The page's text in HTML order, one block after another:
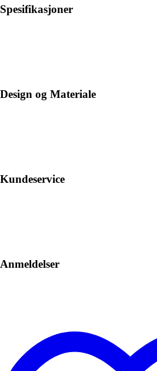
Spesifikasjoner
Design og Materiale
Kundeservice
Anmeldelser